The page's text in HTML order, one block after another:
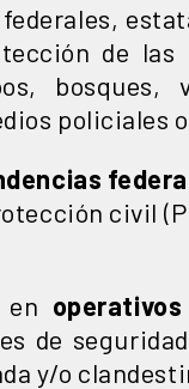
de las
policiales
civil
en
de
y/o